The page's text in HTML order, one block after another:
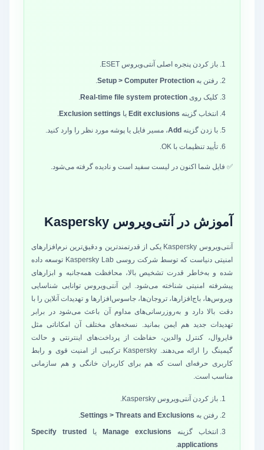
باز کردن پنجره اصلی آنتی‌ویروس ESET.
رفتن به Setup > Computer Protection
.
کلیک رویReal-time file system protection
.
انتخاب گزینهEdit exclusionsیاExclusion settings
.
با زدن گزینهAdd، مسیر فایل یا پوشه مورد نظر را وارد کنید.
تأیید تنظیمات با OK.
✅ فایل شما اکنون در لیست سفید است و نادیده گرفته می‌شود.
آموزش در آنتی‌ویروس Kaspersky
آنتی‌ویروس Kaspersky یکی از قدرتمندترین و دقیق‌ترین نرم‌افزارهای
امنیتی دنیاست که توسط شرکت روسی Kaspersky Lab توسعه داده
شده و به‌خاطر قدرت تشخیص بالا، محافظت همه‌جانبه و ابزارهای
پیشرفته امنیتی شناخته می‌شود. این آنتی‌ویروس توانایی شناسایی
ویروس‌ها، باج‌افزارها، تروجان‌ها، جاسوس‌افزارها و تهدیدات آنلاین را با
دقت بالا دارد و به‌روزرسانی‌های مداوم آن باعث می‌شود در برابر
تهدیدات جدید هم ایمن بمانید. نسخه‌های مختلف آن امکاناتی مثل
فایروال، کنترل والدین، حفاظت از پرداخت‌های اینترنتی و حالت
گیمینگ را ارائه می‌دهند. Kaspersky ترکیبی از امنیت قوی و رابط
کاربری حرفه‌ای است که هم برای کاربران خانگی و هم سازمانی
مناسب است.
باز کردن آنتی‌ویروس Kaspersky.
رفتن به Settings > Threats and Exclusions
.
انتخاب گزینهManage exclusionsیاSpecify trusted
applications
.